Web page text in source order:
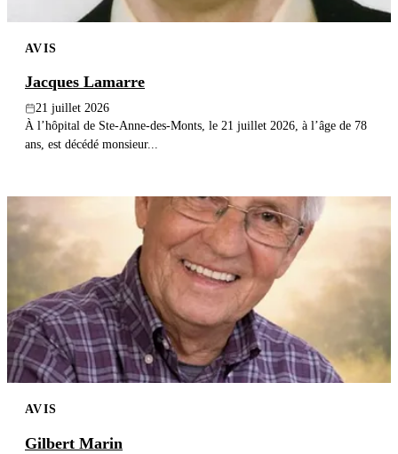
AVIS
Jacques Lamarre
21 juillet 2026
À l’hôpital de Ste-Anne-des-Monts, le 21 juillet 2026, à l’âge de 78
ans, est décédé monsieur...
AVIS
Gilbert Marin